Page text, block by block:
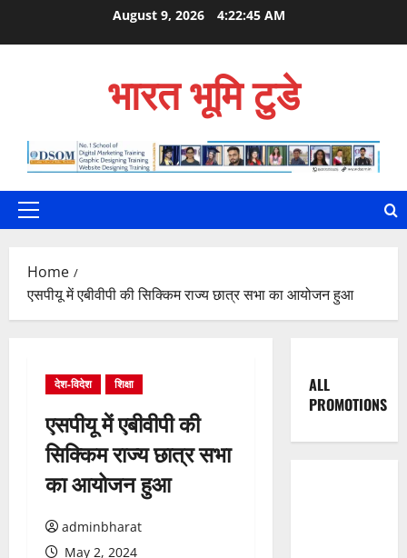
August 9, 2026 4:22:46 AM
भारत भूमि टुडे
Primary
Home
एसपीयू में एबीवीपी की सिक्किम राज्य छात्र सभा का आयोजन हुआ
देश-विदेश शिक्षा
एसपीयू में एबीवीपी की
सिक्किम राज्य छात्र सभा
का आयोजन हुआ
adminbharat
May 2, 2024
ALL
PROMOTIONS